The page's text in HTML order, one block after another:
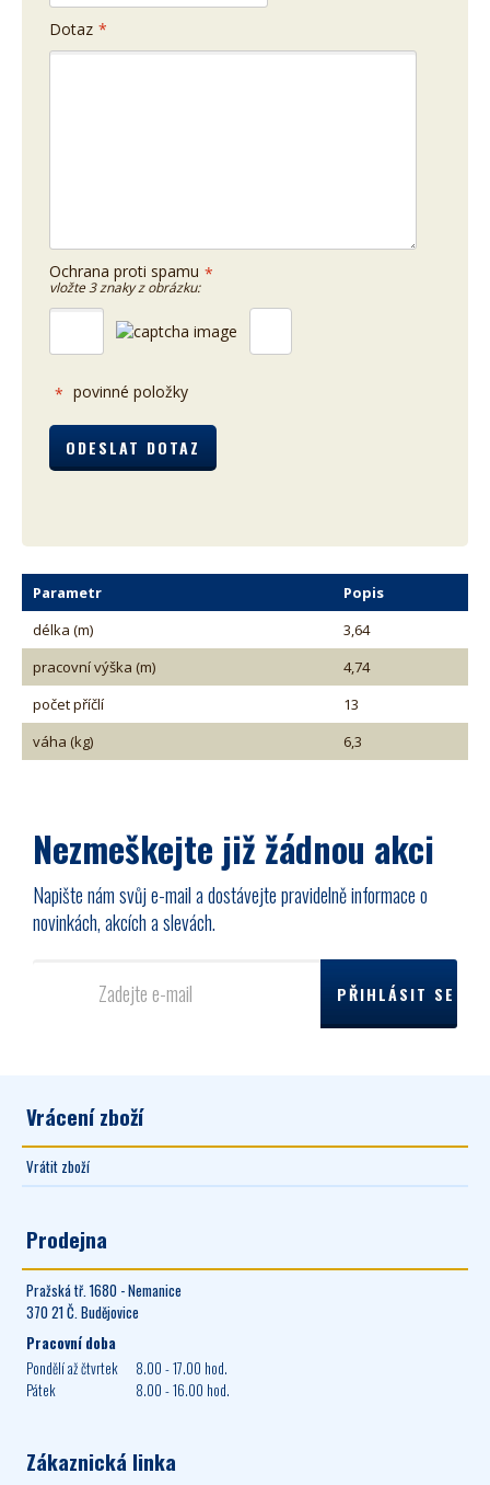
Dotaz *
Ochrana proti spamu *
vložte 3 znaky z obrázku:
* povinné položky
Parametr
Popis
délka (m)
3,64
pracovní výška (m)
4,74
počet příčlí
13
váha (kg)
6,3
Nezmeškejte již žádnou akci
Napište nám svůj e-mail a dostávejte pravidelně informace o
novinkách, akcích a slevách.
Vrácení zboží
Vrátit zboží
Prodejna
Pražská tř. 1680 - Nemanice
370 21 Č. Budějovice
Pracovní doba
Pondělí až čtvrtek
8.00 - 17.00 hod.
Pátek
8.00 - 16.00 hod.
Zákaznická linka